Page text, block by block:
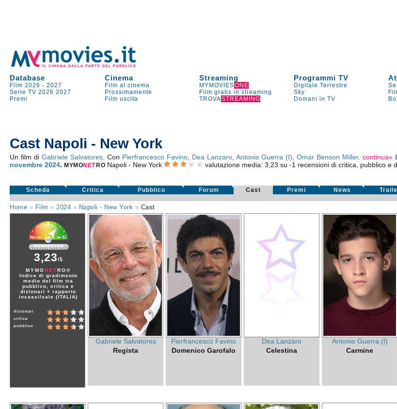
Database Cinema Streaming Programmi TV
Film 2026 -2027 Film al cinema MYMOVIESONE Digitale Terrestre
Serie TV 2026 2027 Prossimamente Film gratis in streaming Sky
Premi
Film uscita TROVASTREAMING Domani in TV
Cast Napoli - New York
Un film di Gabriele Salvatores. Con Pierfrancesco Favino, Dea Lanzaro, Antonio Guerra (I) ,Omar Benson Miller.continua»
novembre 2024.MYMONET RO Napoli - New York valutazione media: 3,23 su -1 recensioni di critica, pubblico e
Scheda Critica Pubblico Forum Cast Premi News
Home » Film » 2024 » Napoli - New York » Cast
3,23/5
MYMONETRO®
Indice di gradimento
medio del film tra
pubblico, critica e
dizionari + rapporto
incassi/sale (ITALIA)
dizionari
critica
pubblico
Gabriele Salvatores
Regista
Pierfrancesco Favino
Domenico Garofalo
Dea Lanzaro
Celestina
Antonio Guerra (I)
Carmine